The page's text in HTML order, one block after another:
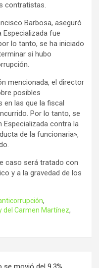
contratistas.
Barbosa, aseguró
Especializada fue
lo tanto, se ha iniciado
si hubo
mencionada, el director
posibles
en las que la fiscal
Por lo tanto, se
Especializada contra la
de la funcionaria»,
caso será tratado con
y a la gravedad de los
,
del Carmen Martínez,